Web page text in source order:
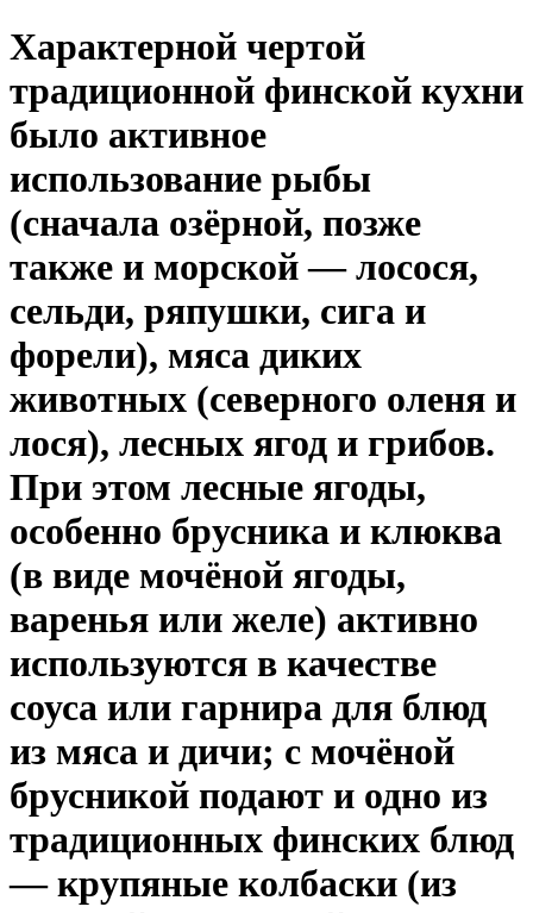
Характерной чертой
традиционной финской кухни
было активное
использование рыбы
(сначала озёрной, позже
также и морской — лосося,
сельди, ряпушки, сига и
форели), мяса диких
животных (северного оленя и
лося), лесных ягод и грибов.
При этом лесные ягоды,
особенно брусника и клюква
(в виде мочёной ягоды,
варенья или желе) активно
используются в качестве
соуса или гарнира для блюд
из мяса и дичи; с мочёной
брусникой подают и одно из
традиционных финских блюд
— крупяные колбаски (из